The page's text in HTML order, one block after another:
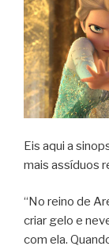
Eis aqui a
mais assíduos
“No reino de
criar gelo e
com ela.